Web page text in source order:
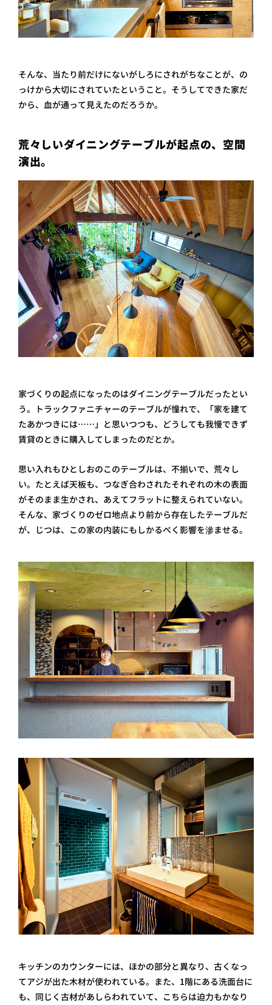
そんな、当たり前だけにないがしろにされがちなことが、の
っけから大切にされていたということ。そうしてできた家だ
から、血が通って見えたのだろうか。
荒々しいダイニングテーブルが起点の、空間
演出。
家づくりの起点になったのはダイニングテーブルだったとい
う。トラックファニチャーのテーブルが憧れで、「家を建て
たあかつきには……」と思いつつも、どうしても我慢できず
賃貸のときに購入してしまったのだとか。
思い入れもひとしおのこのテーブルは、不揃いで、荒々し
い。たとえば天板も、つなぎ合わされたそれぞれの木の表面
がそのまま生かされ、あえてフラットに整えられていない。
そんな、家づくりのゼロ地点より前から存在したテーブルだ
が、じつは、この家の内装にもしかるべく影響を滲ませる。
キッチンのカウンターには、ほかの部分と異なり、古くなっ
てアジが出た木材が使われている。また、1階にある洗面台に
も、同じく古材があしらわれていて、こちらは迫力もかなり